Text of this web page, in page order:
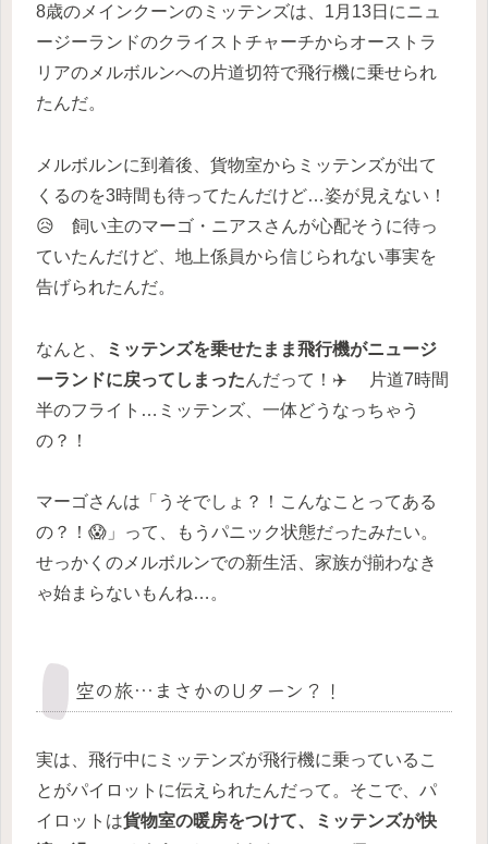
8歳のメインクーンのミッテンズは、1月13日にニュ
ージーランドのクライストチャーチからオーストラ
リアのメルボルンへの片道切符で飛行機に乗せられ
たんだ。
メルボルンに到着後、貨物室からミッテンズが出て
くるのを3時間も待ってたんだけど…姿が見えない！
😥 飼い主のマーゴ・ニアスさんが心配そうに待っ
ていたんだけど、地上係員から信じられない事実を
告げられたんだ。
なんと、
ミッテンズを乗せたまま飛行機がニュージ
ーランドに戻ってしまったんだって！✈️ 片道7時間
半のフライト…ミッテンズ、一体どうなっちゃう
の？！
マーゴさんは「うそでしょ？！こんなことってある
の？！😱」って、もうパニック状態だったみたい。
せっかくのメルボルンでの新生活、家族が揃わなき
ゃ始まらないもんね…。
空の旅…まさかのUターン？！
実は、飛行中にミッテンズが飛行機に乗っているこ
とがパイロットに伝えられたんだって。そこで、パ
イロットは貨物室の暖房をつけて、ミッテンズが快